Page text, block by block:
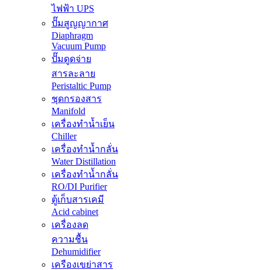
ไฟฟ้า UPS
ปั๊มสูญญากาศ
Diaphragm
Vacuum Pump
ปั๊มดูดจ่าย
สารละลาย
Peristaltic Pump
ชุดกรองสาร
Manifold
เครื่องทำน้ำเย็น
Chiller
เครื่องทำน้ำกลั่น
Water Distillation
เครื่องทำน้ำกลั่น
RO/DI Purifier
ตู้เก็บสารเคมี
Acid cabinet
เครื่องลด
ความชื้น
Dehumidifier
เครืองเขย่าสาร